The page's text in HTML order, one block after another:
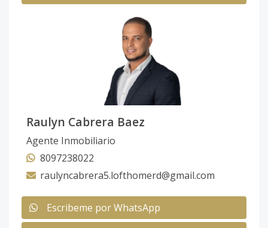
Raulyn Cabrera Baez
Agente Inmobiliario
8097238022
raulyncabrera5.lofthomerd@gmail.com
Escribeme por WhatsApp